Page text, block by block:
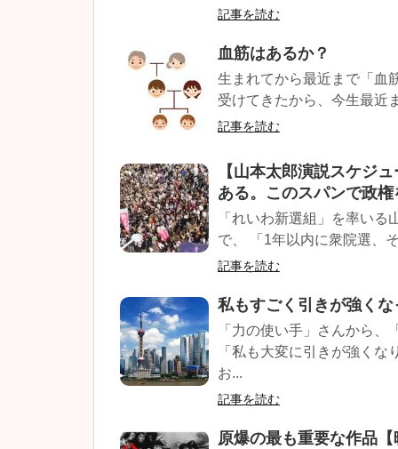
記事を読む
血筋はあるか？
生まれてから最近まで「血
受けてきたから、今生最近
記事を読む
【山本太郎演説スケジ
ある。このスパンで政
「れいわ新選組」を率い
で、 「1年以内に衆院選、
記事を読む
私もすごく引きが強くな
「力の使い手」さんから
「私も大変に引きが強く
お...
記事を読む
原爆の最も重要な作品